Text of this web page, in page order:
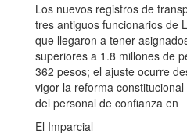
Los nuevos registros de
tres antiguos funcionarios de
que llegaron a tener
superiores a 1.8 millones de
362 pesos; el ajuste ocurre
vigor la reforma
del personal de confianza en
El Imparcial